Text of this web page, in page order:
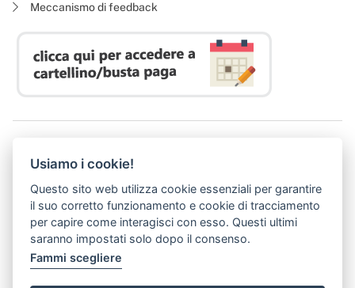
Meccanismo di feedback
P. I. 05913670484 | C. F. 94164020482
(abilitato alla ricezione di soli messaggi di posta elettronica certificata)
Usiamo i cookie!
Questo sito web utilizza cookie essenziali per garantire
il suo corretto funzionamento e cookie di tracciamento
per capire come interagisci con esso. Questi ultimi
saranno impostati solo dopo il consenso.
Fammi scegliere